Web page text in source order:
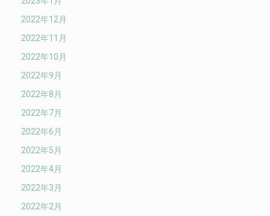
2022年12月
2022年11月
2022年10月
2022年9月
2022年8月
2022年7月
2022年6月
2022年5月
2022年4月
2022年3月
2022年2月